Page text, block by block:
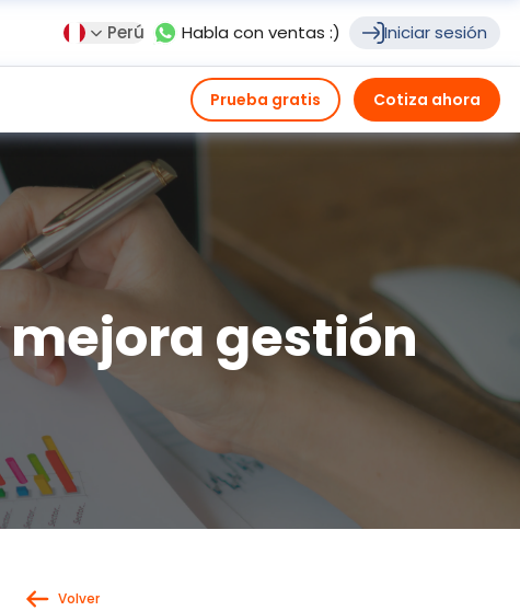
Perú Habla con ventas :) Iniciar sesión
Prueba gratis Cotiza ahora
gestión
Volver